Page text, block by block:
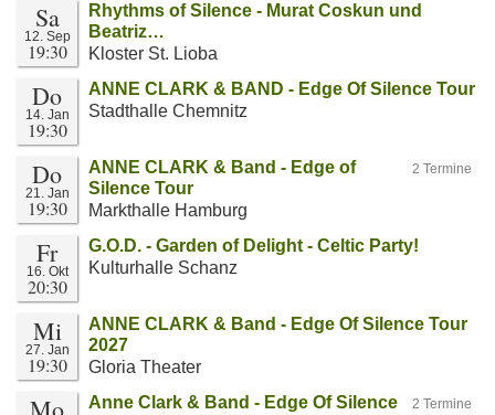
Sa
12. Sep
19:30
Rhythms of Silence - Murat Coskun und
Beatriz…
Kloster St. Lioba
Do
14. Jan
19:30
ANNE CLARK & BAND - Edge Of Silence Tour
Stadthalle Chemnitz
Do
21. Jan
19:30
2 Termine
ANNE CLARK & Band - Edge of
Silence Tour
Markthalle Hamburg
Fr
16. Okt
20:30
G.O.D. - Garden of Delight - Celtic Party!
Kulturhalle Schanz
Mi
27. Jan
19:30
ANNE CLARK & Band - Edge Of Silence Tour
2027
Gloria Theater
2 Termine
Anne Clark & Band - Edge Of Silence